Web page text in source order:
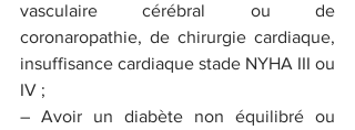
vasculaire cérébral ou de
coronaropathie, de chirurgie cardiaque,
insuffisance cardiaque stade NYHA III ou
IV ;
– Avoir un diabète non équilibré ou